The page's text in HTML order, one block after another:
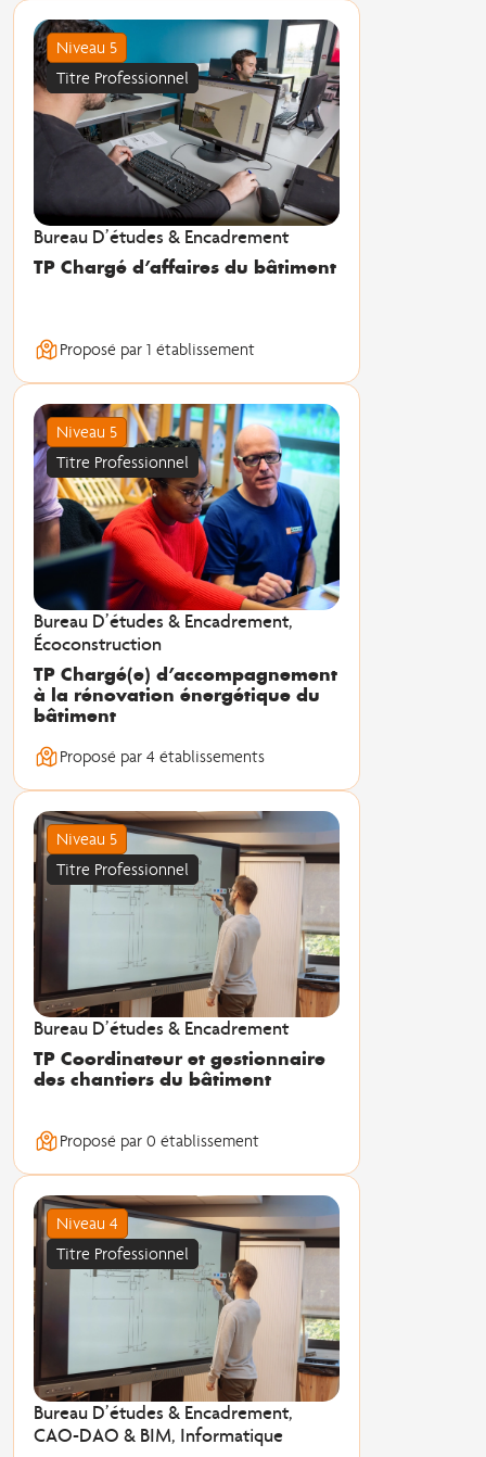
Niveau 5
Titre Professionnel
Bureau D’études & Encadrement
TP Chargé d’affaires du bâtiment
Proposé par 1 établissement
Niveau 5
Titre Professionnel
Bureau D’études & Encadrement,
Écoconstruction
TP Chargé(e) d’accompagnement
à la rénovation énergétique du
bâtiment
Proposé par 4 établissements
Niveau 5
Titre Professionnel
Bureau D’études & Encadrement
TP Coordinateur et gestionnaire
des chantiers du bâtiment
Proposé par 0 établissement
Niveau 4
Titre Professionnel
Bureau D’études & Encadrement,
CAO-DAO & BIM, Informatique